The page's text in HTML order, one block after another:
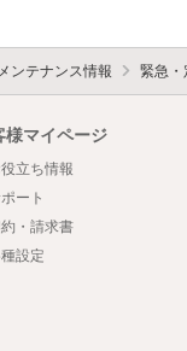
ンテナンス情報 緊急・
様マイページ
立ち情報
ート
・請求書
設定